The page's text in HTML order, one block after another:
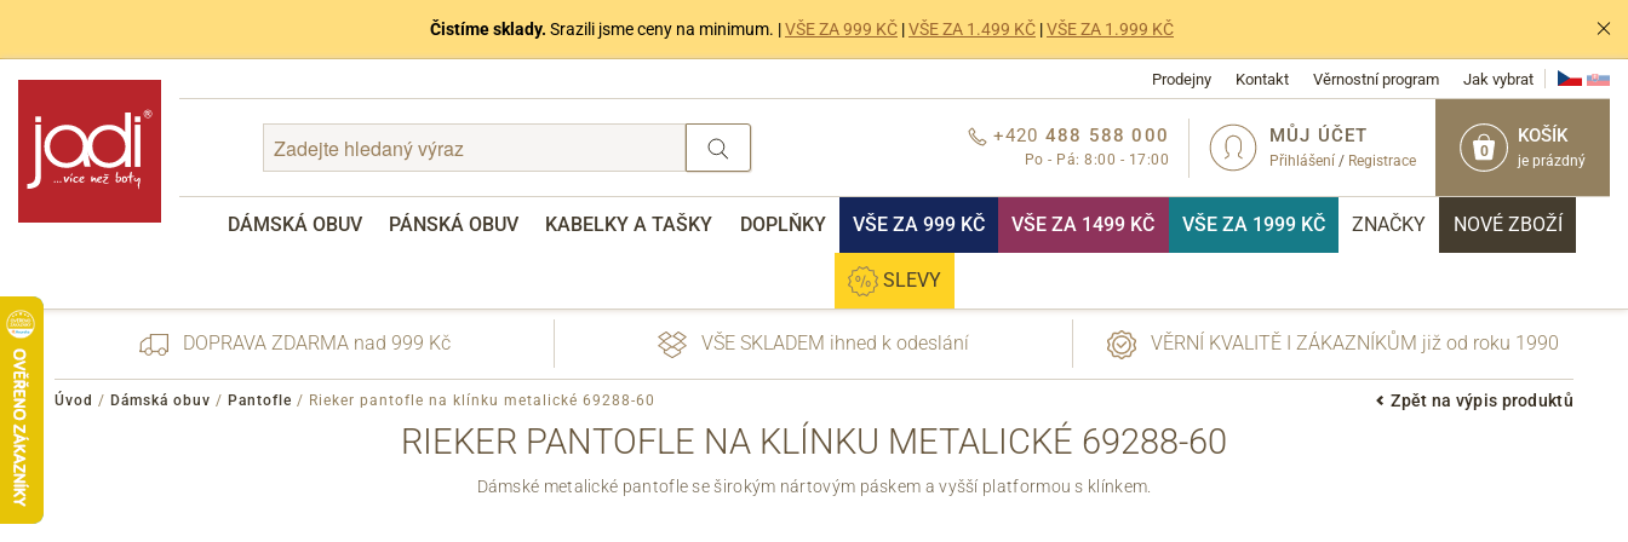
Čistíme sklady. Srazili jsme ceny na minimum. |VŠE ZA 999 KČ |VŠE ZA 1.499 KČ |VŠE ZA 1.999 KČ
Prodejny Kontakt Věrnostní program Jak vybrat
0
KOŠÍK
je prázdný
MŮJ ÚČET
Přihlášení / Registrace
+420 488 588 000
Po - Pá: 8:00 - 17:00
DÁMSKÁ OBUV PÁNSKÁ OBUV KABELKY A TAŠKY DOPLŇKY VŠE ZA 999 KČ VŠE ZA 1499 KČ VŠE ZA 1999 KČ ZNAČKY NOVÉ ZBOŽÍ
SLEVY
DOPRAVA ZDARMA nad 999 Kč VŠE SKLADEM ihned k odeslání VĚRNÍ KVALITĚ I ZÁKAZNÍKŮM již od roku 1990
Zpět na výpis produktů
Úvod / Dámská obuv / Pantofle / Rieker pantofle na klínku metalické 69288-60
RIEKER PANTOFLE NA KLÍNKU METALICKÉ 69288-60
Dámské metalické pantofle se širokým nártovým páskem a vyšší platformou s klínkem.